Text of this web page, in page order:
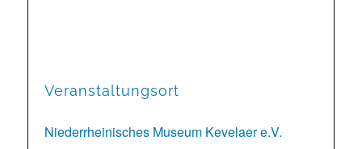
Veranstaltungsort
Niederrheinisches Museum Kevelaer e.V.